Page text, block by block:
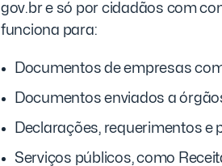
gov.br e só por cidadãos com
funciona para:
Documentos de empresas
Documentos enviados a
Declarações, requerimentos e
Serviços públicos, como